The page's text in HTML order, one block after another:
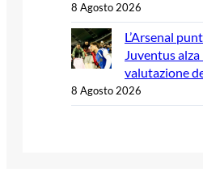
8 Agosto 2026
L’Arsenal
Juventus
valutazione
8 Agosto 2026